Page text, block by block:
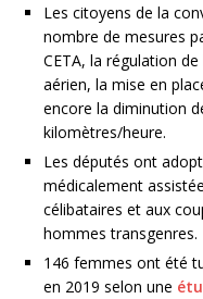
Les citoyens de la
nombre de mesures
CETA, la régulation
aérien, la mise en
encore la diminution
kilomètres/heure.
Les députés ont
médicalement
célibataires et aux
hommes transgenres.
146 femmes ont été
en 2019 selon une